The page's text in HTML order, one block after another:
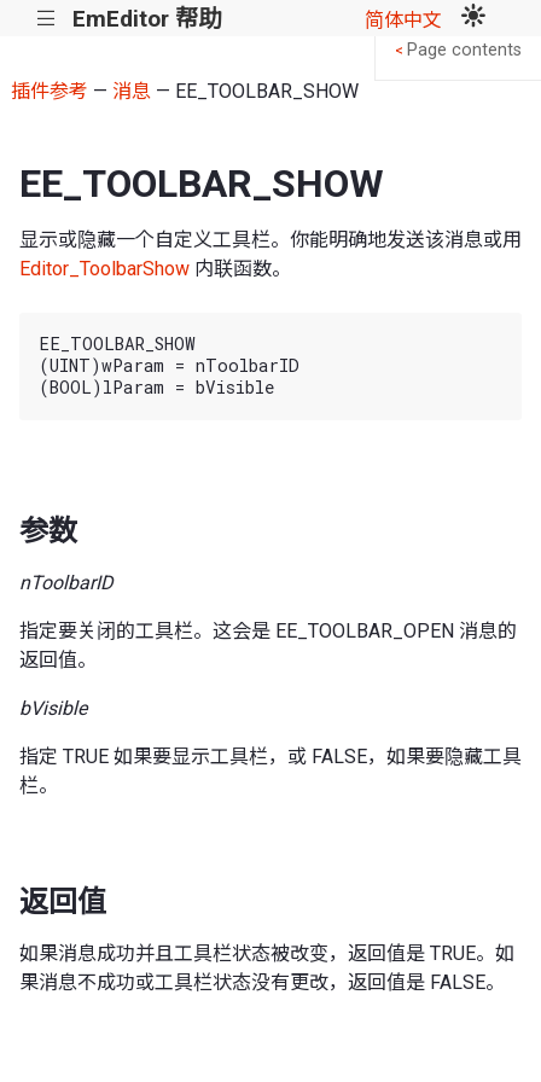
||| EmEditor 帮助 简体中文
插件参考 — 消息— EE_TOOLBAR_SHOW
EE_TOOLBAR_SHOW
显示或隐藏一个自定义工具栏。你能明确地发送该消息或用
Editor_ToolbarShow 内联函数。
EE_TOOLBAR_SHOW
(UINT)wParam = nToolbarID
参数
nToolbarID
指定要关闭的工具栏。这会是 EE_TOOLBAR_OPEN 消息的
返回值。
bVisible
指定 TRUE 如果要显示工具栏，或 FALSE，如果要隐藏工具
栏。
返回值
如果消息成功并且工具栏状态被改变，返回值是 TRUE。如
果消息不成功或工具栏状态没有更改，返回值是 FALSE。
< Page contents